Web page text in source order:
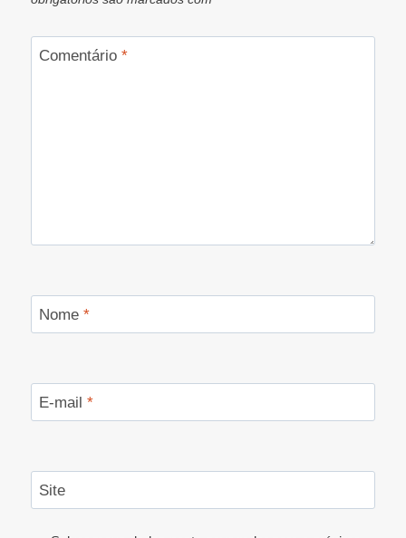
Comentário *
Nome *
E-mail *
Site